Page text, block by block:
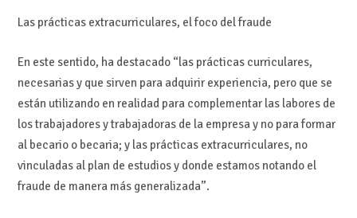
Las prácticas extracurriculares, el foco del fraude
En este sentido, ha destacado “las prácticas curriculares,
necesarias y que sirven para adquirir experiencia, pero que se
están utilizando en realidad para complementar las labores de
los trabajadores y trabajadoras de la empresa y no para formar
al becario o becaria; y las prácticas extracurriculares, no
vinculadas al plan de estudios y donde estamos notando el
fraude de manera más generalizada”.